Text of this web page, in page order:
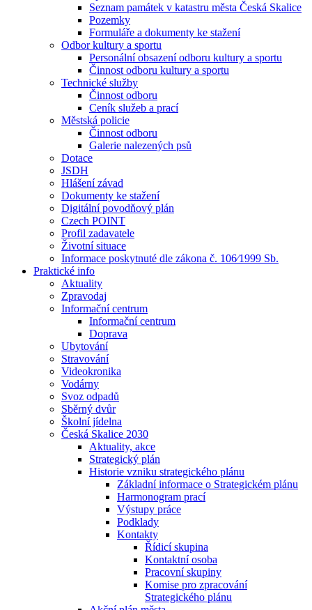
Seznam památek v katastru města Česká Skalice
Pozemky
Formuláře a dokumenty ke stažení
Odbor kultury a sportu
Personální obsazení odboru kultury a sportu
Činnost odboru kultury a sportu
Technické služby
Činnost odboru
Ceník služeb a prací
Městská policie
Činnost odboru
Galerie nalezených psů
Dotace
JSDH
Hlášení závad
Dokumenty ke stažení
Digitální povodňový plán
Czech POINT
Profil zadavatele
Životní situace
Informace poskytnuté dle zákona č. 106⁄1999 Sb.
Praktické info
Aktuality
Zpravodaj
Informační centrum
Informační centrum
Doprava
Ubytování
Stravování
Videokronika
Vodárny
Svoz odpadů
Sběrný dvůr
Školní jídelna
Česká Skalice 2030
Aktuality, akce
Strategický plán
Historie vzniku strategického plánu
Základní informace o Strategickém plánu
Harmonogram prací
Výstupy práce
Podklady
Kontakty
Řídicí skupina
Kontaktní osoba
Pracovní skupiny
Komise pro zpracování
Strategického plánu